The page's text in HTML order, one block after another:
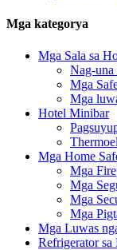
Mga kategorya
Mga Sala sa
Nag-una
Mga
Mga
Hotel Minibar
Mga Home
Mga
Mga
Mga
Mga
Mga Luwas
Refrigerator sa